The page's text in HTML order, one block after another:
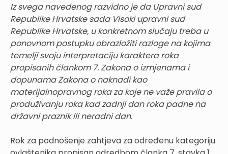
Iz svega navedenog razvidno je da Upravni sud
Republike Hrvatske sada Visoki upravni sud
Republike Hrvatske, u konkretnom slučaju treba u
ponovnom postupku obrazložiti razloge na kojima
temelji svoju interpretaciju karaktera roka
propisanih člankom 7. Zakona o izmjenama i
dopunama Zakona o naknadi kao
materijalnopravnog roka za koje ne važe pravila o
produživanju roka kad zadnji dan roka padne na
državni praznik ili neradni dan.
Rok za podnošenje zahtjeva za određenu kategoriju